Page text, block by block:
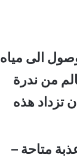
الى مياه
من ندرة
تزداد هذه
متاحة –